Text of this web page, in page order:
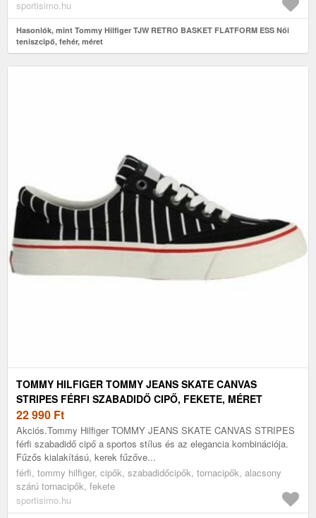
sportisimo.hu
Hasonlók, mint Tommy Hilfiger TJW RETRO BASKET FLATFORM ESS Női
teniszcipő, fehér, méret
TOMMY HILFIGER TOMMY JEANS SKATE CANVAS
STRIPES FÉRFI SZABADIDŐ CIPŐ, FEKETE, MÉRET
22 990 Ft
Akciós.Tommy Hilfiger TOMMY JEANS SKATE CANVAS STRIPES
férfi szabadidő cipő a sportos stílus és az elegancia kombinációja.
Fűzős kialakítású, kerek fűzőve...
férfi, tommy hilfiger, cipők, szabadidőcipők, tornacipők, alacsony
szárú tornacipők, fekete
sportisimo.hu